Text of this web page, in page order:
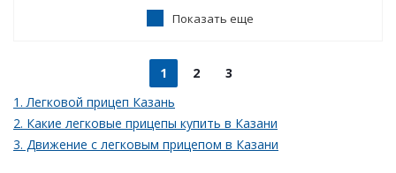
Показать еще
1 2
3
1. Легковой прицеп Казань
2. Какие легковые прицепы купить в Казани
3. Движение с легковым прицепом в Казани